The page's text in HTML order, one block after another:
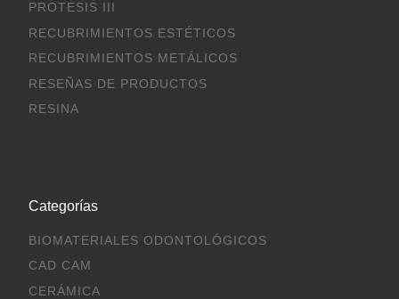
PROTESIS III
RECUBRIMIENTOS ESTÉTICOS
RECUBRIMIENTOS METÁLICOS
RESEÑAS DE PRODUCTOS
RESINA
Categorías
BIOMATERIALES ODONTOLÓGICOS
CAD CAM
CERÁMICA